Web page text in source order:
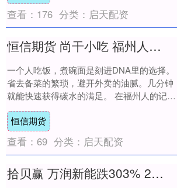
查看： 176 分类： 启天配资
恒信期货 尚干小吃 福州人从小吃到大的拌面，做法超简单（附教程）
一个人吃饭，煮碗面是刻进DNA里的选择。
省去备菜的繁琐，避开外卖的油腻。几分钟
就能快速获得碳水的满足。 在福州人的记忆
里，总少不了一碗直抵灵魂的拌面——猪
油、花....
恒信期货
查看： 69 分类： 启天配资
拾贝赢 万润新能跌303% 2022上市见顶超募49亿东海证券保荐